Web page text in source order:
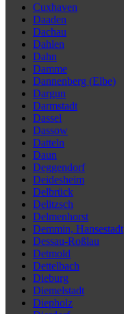
Cuxhaven
Daaden
Dachau
Dahlen
Dahn
Damme
Dannenberg (Elbe)
Dargun
Darmstadt
Dassel
Dassow
Datteln
Daun
Deggendorf
Deidesheim
Delbrück
Delitzsch
Delmenhorst
Demmin, Hansestadt
Dessau-Roßlau
Detmold
Dettelbach
Dieburg
Diemelstadt
Diepholz